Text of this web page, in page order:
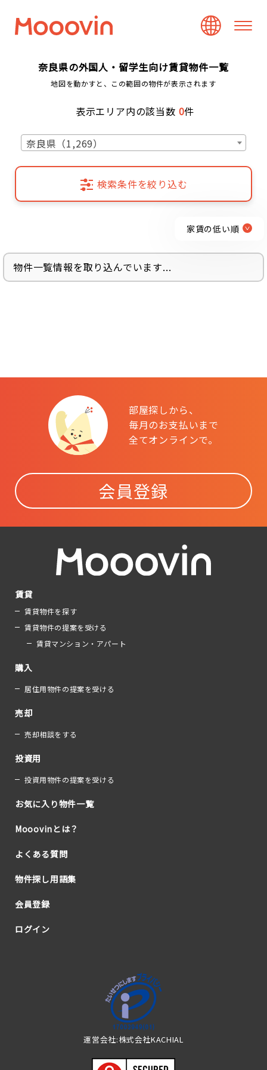
奈良県の外国人・留学生向け賃貸物件一覧
地図を動かすと、この範囲の物件が表示されます
表示エリア内の該当数 0件
奈良県（1,269）
検索条件を絞り込む
家賃の低い順
物件一覧情報を取り込んでいます...
部屋探しから、
毎月のお支払いまで
全てオンラインで。
会員登録
賃貸
賃貸物件を探す
賃貸物件の提案を受ける
賃貸マンション・アパート
購入
居住用物件の提案を受ける
売却
売却相談をする
投資用
投資用物件の提案を受ける
お気に入り物件一覧
Mooovinとは？
よくある質問
物件探し用語集
会員登録
ログイン
運営会社:株式会社KACHIAL